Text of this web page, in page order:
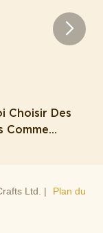
Choisir Des
Comme
Ltd. |
Plan du